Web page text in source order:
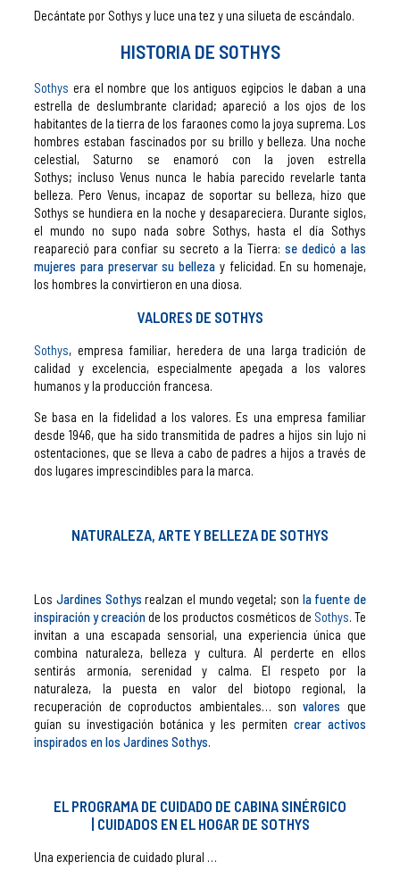
Decántate por Sothys y luce una tez y una silueta de escándalo.
HISTORIA DE SOTHYS
Sothys era el nombre que los antiguos egipcios le daban a una
estrella de deslumbrante claridad; apareció a los ojos de los
habitantes de la tierra de los faraones como la joya suprema. Los
hombres estaban fascinados por su brillo y belleza. Una noche
celestial, Saturno se enamoró con la joven estrella
Sothys; incluso Venus nunca le había parecido revelarle tanta
belleza. Pero Venus, incapaz de soportar su belleza, hizo que
Sothys se hundiera en la noche y desapareciera. Durante siglos,
el mundo no supo nada sobre Sothys, hasta el día Sothys
reapareció para confiar su secreto a la Tierra: se dedicó a las
mujeres para preservar su belleza y felicidad. En su homenaje,
los hombres la convirtieron en una diosa.
VALORES DE SOTHYS
Sothys, empresa familiar, heredera de una larga tradición de
calidad y excelencia, especialmente apegada a los valores
humanos y la producción francesa.
Se basa en la fidelidad a los valores. Es una empresa familiar
desde 1946, que ha sido transmitida de padres a hijos sin lujo ni
ostentaciones, que se lleva a cabo de padres a hijos a través de
dos lugares imprescindibles para la marca.
NATURALEZA, ARTE Y BELLEZA DE SOTHYS
Los Jardines Sothys realzan el mundo vegetal; son la fuente de
inspiración y creación de los productos cosméticos de Sothys. Te
invitan a una escapada sensorial, una experiencia única que
combina naturaleza, belleza y cultura. Al perderte en ellos
sentirás armonía, serenidad y calma. El respeto por la
naturaleza, la puesta en valor del biotopo regional, la
recuperación de coproductos ambientales… sonvalores que
guían su investigación botánica y les permiten crear activos
inspirados en los Jardines Sothys.
EL PROGRAMA DE CUIDADO DE CABINA SINÉRGICO
| CUIDADOS EN EL HOGAR DE SOTHYS
Una experiencia de cuidado plural …